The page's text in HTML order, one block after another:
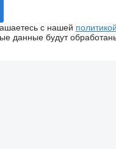
с нашей
данные будут